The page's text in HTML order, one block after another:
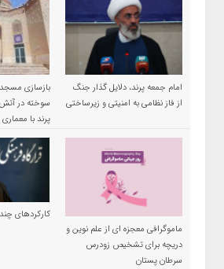
امام جمعه پرند، دلایل گذار جنگ
از فاز نظامی به امنیتی و زیرساختی
بازسازی
سوخته در
پرند با
شد
ماموگرافی معجزه ای از علم نوین و
دریچه برای تشخیص زودرس
سرطان پستان
کارکردهای